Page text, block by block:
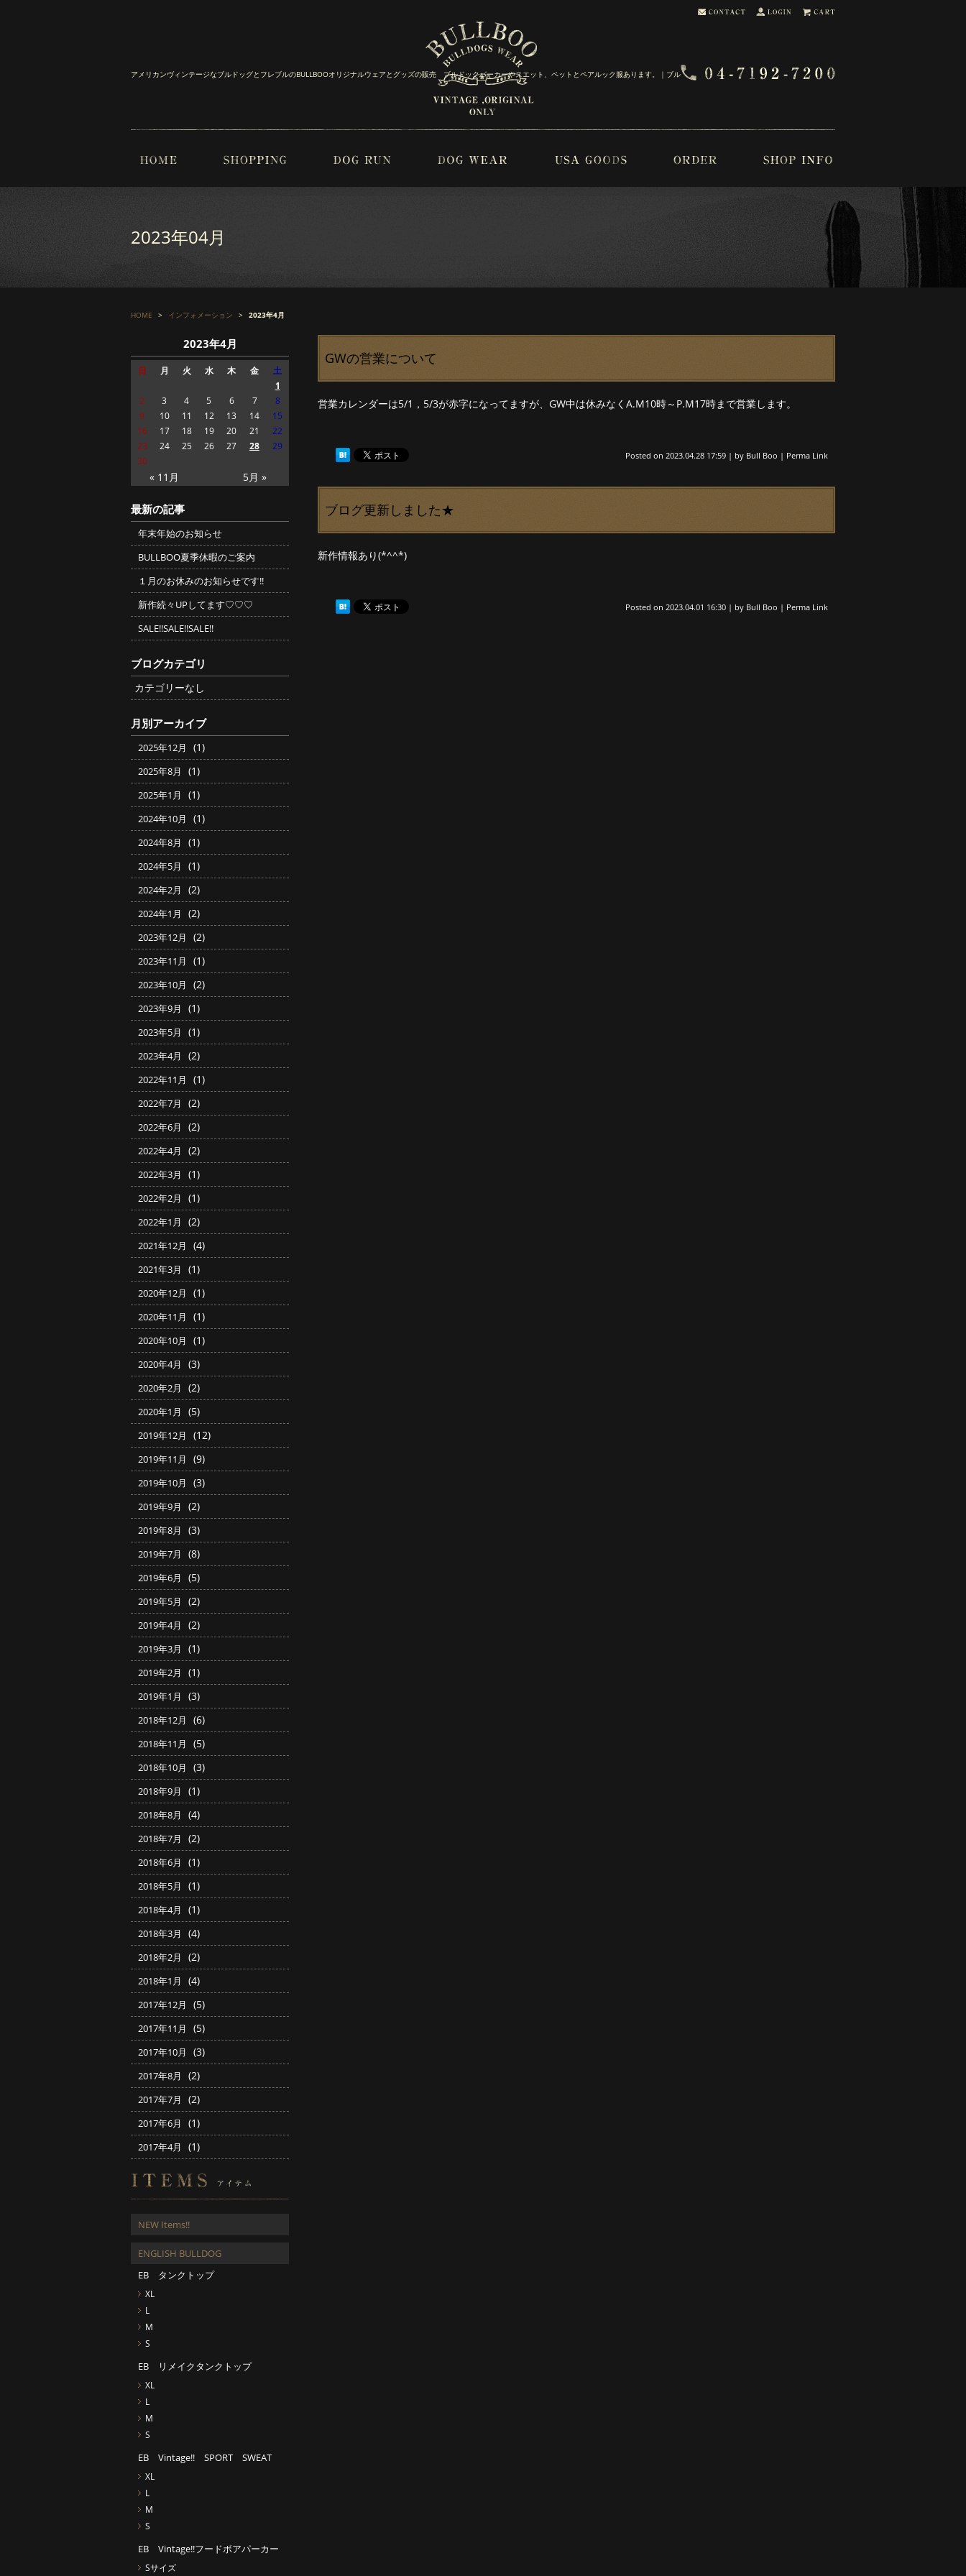
アメリカンヴィンテージなブルドッグとフレブルのBULLBOOオリジナルウェアとグッズの販売 ブルドックパーカーやスエット、ペットとペアルック服あります。｜ブル・ブー
2023年04月
HOME インフォメーション 2023年4月
GWの営業について
営業カレンダーは5/1，5/3が赤字になってますが、GW中は休みなくA.M10時～P.M17時まで営業します。
Posted on 2023.04.28 17:59 | by Bull Boo | Perma Link
ブログ更新しました★
新作情報あり(*^^*)
Posted on 2023.04.01 16:30 | by Bull Boo | Perma Link
2023年4月
日 月 火 水 木 金 土
« 11月 5月 »
1
2
3 4 5 6 7
8
9
10 11 12 13 14
15
16
17 18 19 20 21
22
23
24 25 26 27 28
29
30
最新の記事
年末年始のお知らせ
BULLBOO夏季休暇のご案内
１月のお休みのお知らせです!!
新作続々UPしてます♡♡♡
SALE!!SALE!!SALE!!
ブログカテゴリ
カテゴリーなし
月別アーカイブ
2025年12月 (1)
2025年8月 (1)
2025年1月 (1)
2024年10月 (1)
2024年8月 (1)
2024年5月 (1)
2024年2月 (2)
2024年1月 (2)
2023年12月 (2)
2023年11月 (1)
2023年10月 (2)
2023年9月 (1)
2023年5月 (1)
2023年4月 (2)
2022年11月 (1)
2022年7月 (2)
2022年6月 (2)
2022年4月 (2)
2022年3月 (1)
2022年2月 (1)
2022年1月 (2)
2021年12月 (4)
2021年3月 (1)
2020年12月 (1)
2020年11月 (1)
2020年10月 (1)
2020年4月 (3)
2020年2月 (2)
2020年1月 (5)
2019年12月 (12)
2019年11月 (9)
2019年10月 (3)
2019年9月 (2)
2019年8月 (3)
2019年7月 (8)
2019年6月 (5)
2019年5月 (2)
2019年4月 (2)
2019年3月 (1)
2019年2月 (1)
2019年1月 (3)
2018年12月 (6)
2018年11月 (5)
2018年10月 (3)
2018年9月 (1)
2018年8月 (4)
2018年7月 (2)
2018年6月 (1)
2018年5月 (1)
2018年4月 (1)
2018年3月 (4)
2018年2月 (2)
2018年1月 (4)
2017年12月 (5)
2017年11月 (5)
2017年10月 (3)
2017年8月 (2)
2017年7月 (2)
2017年6月 (1)
2017年4月 (1)
NEW Items!!
ENGLISH BULLDOG
EB タンクトップ
XL
L
M
S
EB リメイクタンクトップ
XL
L
M
S
EB Vintage!! SPORT SWEAT
XL
L
M
S
EB Vintage!!フードボアパーカー
Sサイズ